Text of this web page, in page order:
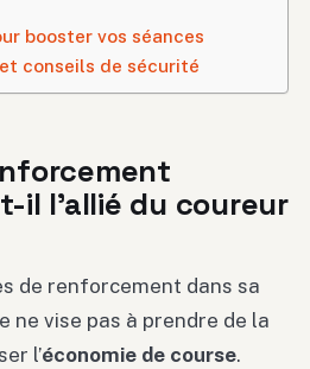
booster vos séances
conseils de sécurité
il l’allié du coureur
de renforcement dans sa
ne vise pas à prendre de la
l’économie de course.